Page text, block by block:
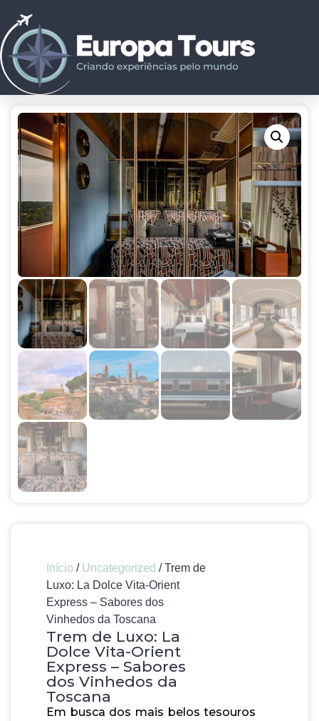
Início / Uncategorized / Trem de
Luxo: La Dolce Vita-Orient
Express – Sabores dos
Vinhedos da Toscana
Trem de Luxo: La
Dolce Vita-Orient
Express – Sabores
dos Vinhedos da
Toscana
Em busca dos mais belos tesouros